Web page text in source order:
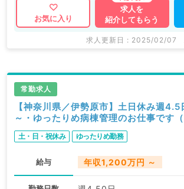
お気に入り
求人を
紹介してもらう
求人更新日 : 2025/02/07
常勤求人
【神奈川県／伊勢原市】土日休み週
～・ゆったりめ病棟管理のお仕事です（
土・日・祝休み ゆったりめ勤務
給与 年収1,200万円 ～